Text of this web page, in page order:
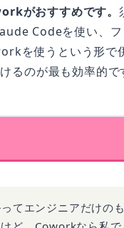
がおすすめです。
Codeを使い、
を使うという形で
るのが最も効率的で
てエンジニアだけの